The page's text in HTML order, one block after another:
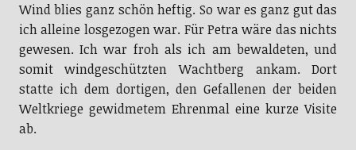
Wind blies ganz schön heftig. So war es ganz gut das
ich alleine losgezogen war. Für Petra wäre das nichts
gewesen. Ich war froh als ich am bewaldeten, und
somit windgeschützten Wachtberg ankam. Dort
statte ich dem dortigen, den Gefallenen der beiden
Weltkriege gewidmetem Ehrenmal eine kurze Visite
ab.